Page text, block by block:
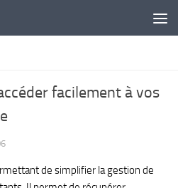
facilement à vos
de simplifier la gestion de